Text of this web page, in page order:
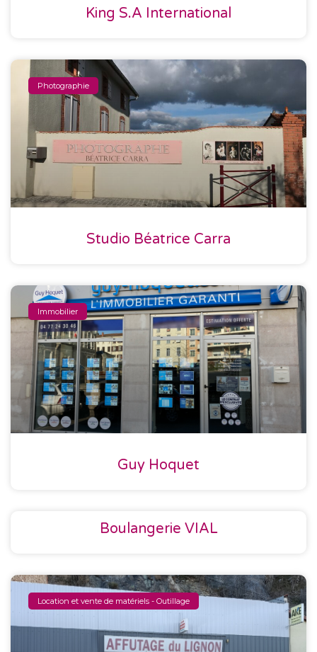
King S.A International
Photographie
Studio Béatrice Carra
Immobilier
Guy Hoquet
Boulangerie VIAL
Location et vente de matériels - Outillage